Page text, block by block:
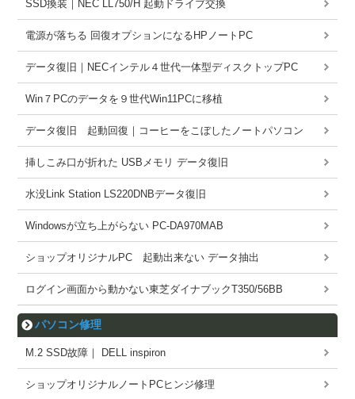
SSD換装｜NEC LL750/H 起動ドライブ交換
電源が落ちる 回復オプションになるHPノートPC
データ復旧｜NECインテル４世代一体型ディスクトップPC
Win７PCのデータを９世代Win11PCに移植
データ復旧 起動回復｜コーヒーをこぼしたノートパソコン
挿しこみ口が折れた USBメモリ データ復旧
水没Link Station LS220DNBデータ復旧
Windowsが立ち上がらない PC-DA970MAB
ショップオリジナルPC 起動出来ない データ抽出
ログイン画面から動かない東芝ダイナブックT350/56BB
パソコン修理
M.2 SSD故障｜ DELL inspiron
ショップオリジナルノートPCヒンジ修理